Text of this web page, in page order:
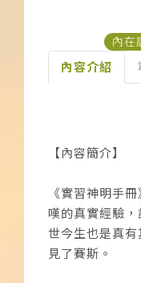
內在
內容介紹
【內容簡介】
《實習神明手
嘆的真實經驗
世今生也是真
見了賽斯。